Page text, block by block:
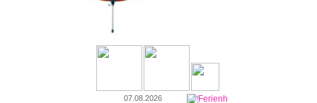
07.08.2026